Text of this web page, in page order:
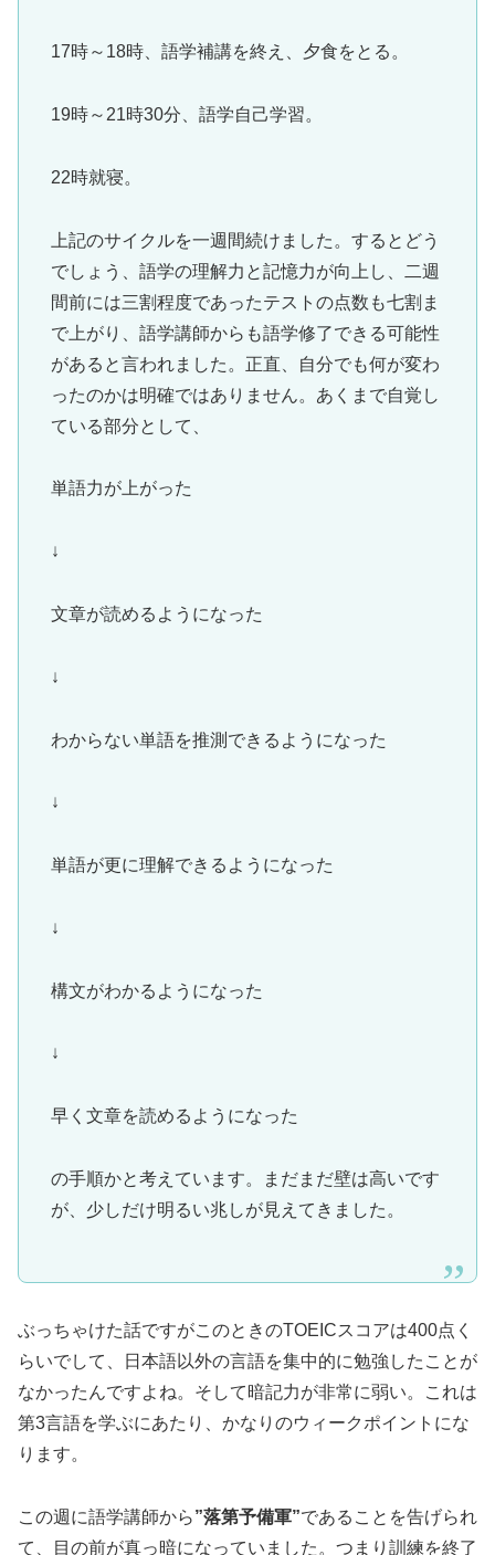
17時～18時、語学補講を終え、夕食をとる。
19時～21時30分、語学自己学習。
22時就寝。
上記のサイクルを一週間続けました。するとどう
でしょう、語学の理解力と記憶力が向上し、二週
間前には三割程度であったテストの点数も七割ま
で上がり、語学講師からも語学修了できる可能性
があると言われました。正直、自分でも何が変わ
ったのかは明確ではありません。あくまで自覚し
ている部分として、
単語力が上がった
↓
文章が読めるようになった
↓
わからない単語を推測できるようになった
↓
単語が更に理解できるようになった
↓
構文がわかるようになった
↓
早く文章を読めるようになった
の手順かと考えています。まだまだ壁は高いです
が、少しだけ明るい兆しが見えてきました。
ぶっちゃけた話ですがこのときのTOEICスコアは400点く
らいでして、日本語以外の言語を集中的に勉強したことが
なかったんですよね。そして暗記力が非常に弱い。これは
第3言語を学ぶにあたり、かなりのウィークポイントにな
ります。
この週に語学講師から”落第予備軍”であることを告げられ
て、目の前が真っ暗になっていました。つまり訓練を終了